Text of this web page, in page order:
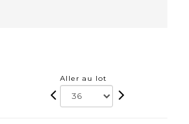
Aller au lot